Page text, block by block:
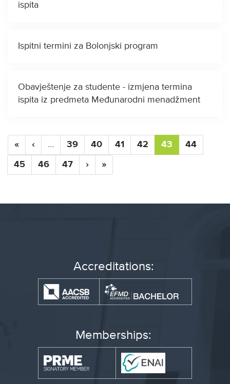
ispita
Ispitni termini za Bolonjski program
Obavještenje za studente - izmjena termina
ispita iz predmeta Međunarodni menadžment
« ‹ … 39 40 41 42 43 44
45 46 47 › »
Accreditations:
Memberships: